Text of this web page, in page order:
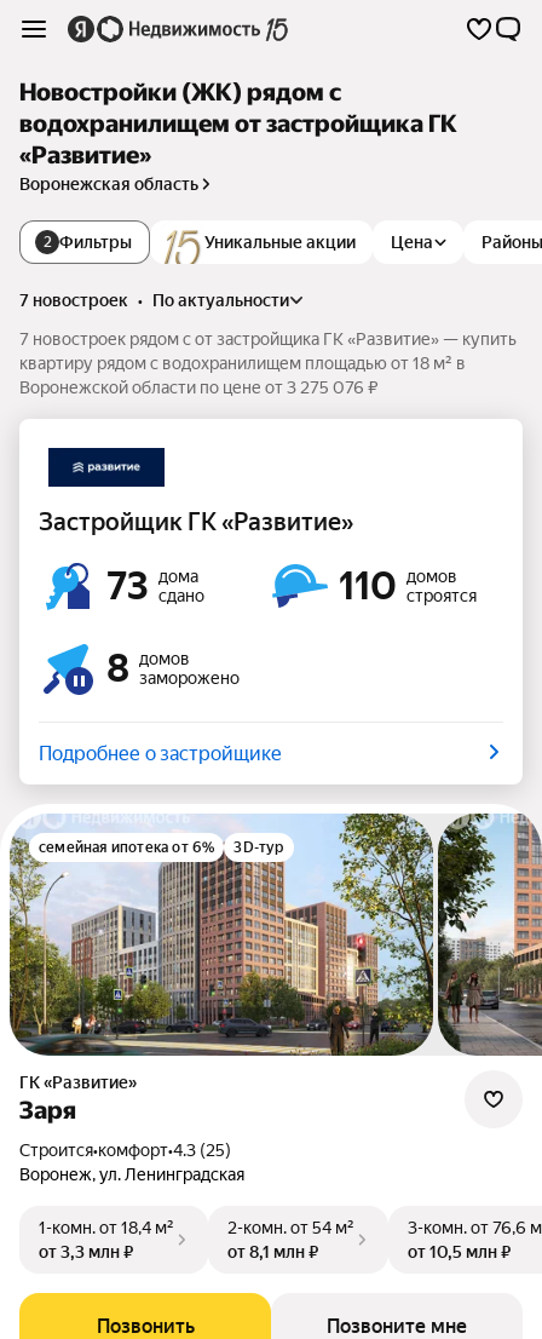
Новостройки (ЖК) рядом с
водохранилищем от застройщика ГК
«Развитие»
Воронежская область
2 Фильтры Уникальные акции Цена Районы
7 новостроек •
по актуальности
7 новостроек рядом с от застройщика ГК «Развитие» — купить
квартиру рядом с водохранилищем площадью от 18 м² в
Воронежской области по цене от 3 275 076 ₽
Застройщик ГК «Развитие»
73
дома
сдано
8
домов
заморожено
110
домов
строятся
Подробнее о застройщике
семейная ипотека от 6% 3D-тур
ГК «Развитие»
Заря
Строится•комфорт•4.3 (25)
Воронеж, ул. Ленинградская
1-комн.от 18,4 м²
от 3,3 млн ₽
2-комн.от 54 м²
от 8,1 млн ₽
3-комн.от 76,6
от 10,5 млн ₽
Позвонить Позвоните мне